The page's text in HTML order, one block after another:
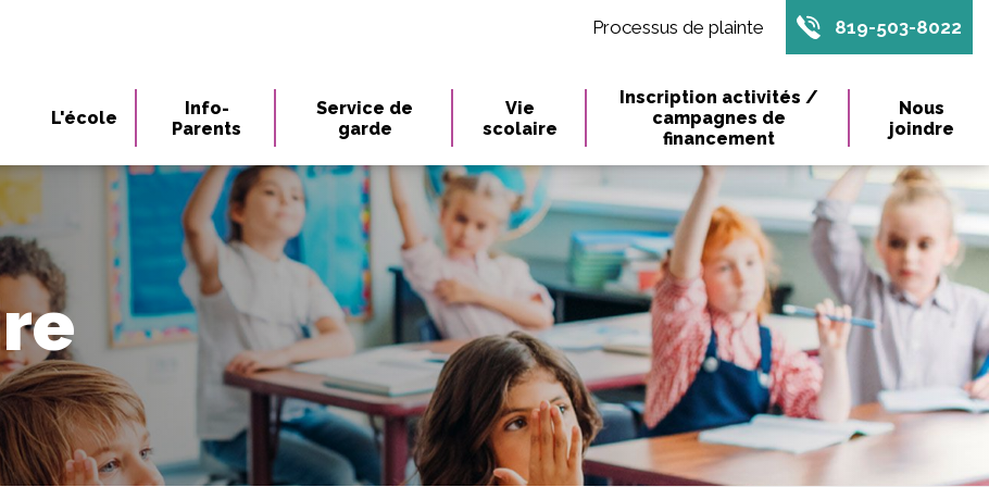
Processus de plainte 819-503-8022
L'école
Info-
Parents
Service de
garde
Vie
scolaire
Inscription activités /
campagnes de
financement
Nous
joindre